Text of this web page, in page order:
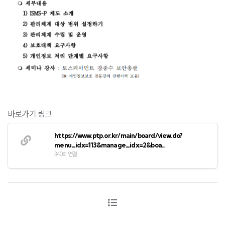
바로가기 링크
https://www.ptp.or.kr/main/board/view.do?
menu_idx=113&manage_idx=2&boa…
340회 연결